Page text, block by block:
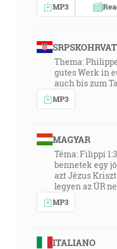
MP3
Thema:
gutes Werk in
auch bis zum
MP3
MAGYAR
Téma: Filippi
bennetek egy
azt Jézus
legyen az ÚR
MP3
ITALIANO